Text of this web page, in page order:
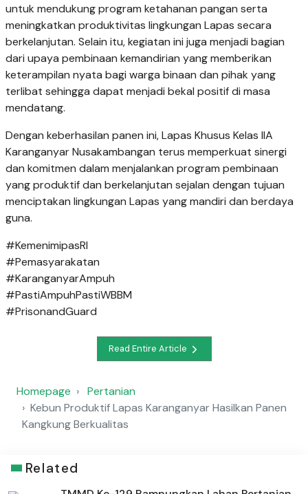
untuk mendukung program ketahanan pangan serta
meningkatkan produktivitas lingkungan Lapas secara
berkelanjutan. Selain itu, kegiatan ini juga menjadi bagian
dari upaya pembinaan kemandirian yang memberikan
keterampilan nyata bagi warga binaan dan pihak yang
terlibat sehingga dapat menjadi bekal positif di masa
mendatang.
Dengan keberhasilan panen ini, Lapas Khusus Kelas IIA
Karanganyar Nusakambangan terus memperkuat sinergi
dan komitmen dalam menjalankan program pembinaan
yang produktif dan berkelanjutan sejalan dengan tujuan
menciptakan lingkungan Lapas yang mandiri dan berdaya
guna.
#KemenimipasRI
#Pemasyarakatan
#KaranganyarAmpuh
#PastiAmpuhPastiWBBM
#PrisonandGuard
Read Entire Article
Homepage
Pertanian
⁠Kebun Produktif Lapas Karanganyar Hasilkan Panen
Kangkung Berkualitas
Related